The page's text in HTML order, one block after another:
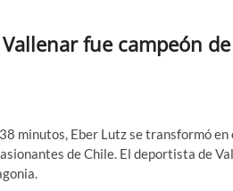
fue campeón
minutos, Eber Lutz se transformó
de Chile. El deportista de